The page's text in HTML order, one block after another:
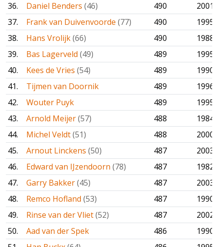
36.
Daniel Benders (46) 490
2001
37.
Frank van Duivenvoorde (77) 490
1995
38.
Hans Vrolijk(66) 490
1988
39.
Bas Lagerveld (49) 489
1995
40.
Kees de Vries (54) 489
1990
41.
Tijmen van Doornik 489
1996
42.
Wouter Puyk 489
1995
43.
Arnold Meijer(57) 488
1984
44.
Michel Veldt(51) 488
2000
45.
Arnout Linckens (50) 487
2003
46.
Edward van IJzendoorn (78) 487
1982
47.
Garry Bakker(45) 487
2003
48.
Remco Hofland (53) 487
1990
49.
Rinse van der Vliet(52) 487
2002
50.
Aad van der Spek 486
1990